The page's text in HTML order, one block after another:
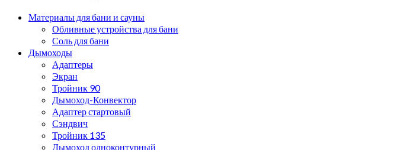
Материалы для бани и сауны
Обливные устройства для бани
Соль для бани
Дымоходы
Адаптеры
Экран
Тройник 90
Дымоход-Конвектор
Адаптер стартовый
Сэндвич
Тройник 135
Дымоход одноконтурный